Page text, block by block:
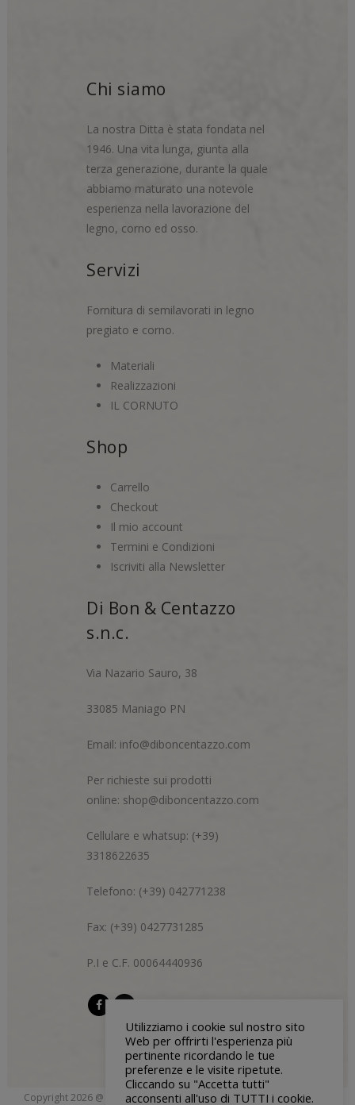
Chi siamo
La nostra Ditta è stata fondata nel
1946. Una vita lunga, giunta alla
terza generazione, durante la quale
abbiamo maturato una notevole
esperienza nella lavorazione del
legno, corno ed osso.
Servizi
Fornitura di semilavorati in legno
pregiato e corno.
Materiali
Realizzazioni
IL CORNUTO
Shop
Carrello
Checkout
Il mio account
Termini e Condizioni
Iscriviti alla Newsletter
Di Bon & Centazzo
s.n.c.
Via Nazario Sauro, 38
33085 Maniago PN
Email: info@diboncentazzo.com
Per richieste sui prodotti
online: shop@diboncentazzo.com
Cellulare e whatsup: (+39)
3318622635
Telefono: (+39) 042771238
Fax: (+39) 0427731285
P.I e C.F. 00064440936
Copyright 2026 @ Di Bon & Centazzo s.n.c. | P.I e C.F 00064440936 |
Utilizziamo i cookie sul nostro sito
Web per offrirti l'esperienza più
pertinente ricordando le tue
preferenze e le visite ripetute.
Cliccando su "Accetta tutti"
acconsenti all'uso di TUTTI i cookie.